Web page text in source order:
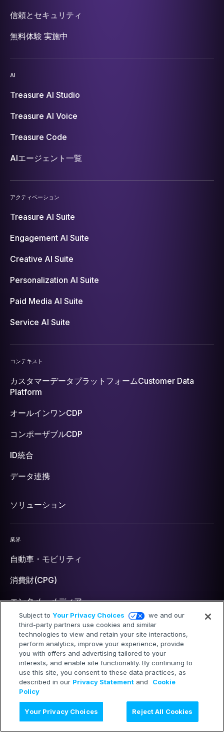
信頼とセキュリティ
無料体験 実施中
AI
Treasure AI Studio
Treasure AI Voice
Treasure Code
AIエージェント一覧
アクティベーション
Treasure AI Suite
Engagement AI Suite
Creative AI Suite
Personalization AI Suite
Paid Media AI Suite
Service AI Suite
コンテキスト
カスタマーデータプラットフォームCustomer Data
Platform
オールインワンCDP
コンポーザブルCDP
ID統合
データ連携
ソリューション
業界
自動車・モビリティ
消費財(CPG)
エンタメ・メディア
金融・銀行
医療・製薬・ヘルスケア
小売・リテール
IT・テクノロジー
旅行・ホテル
Subject toYour Privacy Choices
we and our
third-party partners use cookies and similar
technologies to view and retain your site interactions,
perform analytics, improve your experience, provide
you with offers and advertising tailored to your
interests, and enable site functionality. By continuing to
use this site, you consent to these data practices, as
described in our Privacy Statement and
Cookie
Policy
Your Privacy Choices Reject All Cookies